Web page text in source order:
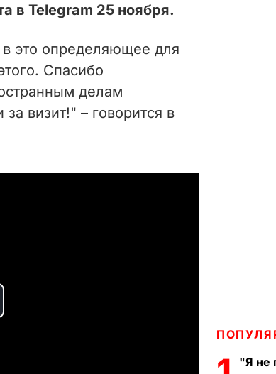
в Telegram 25 ноября.
это определяющее для
Спасибо
делам
визит!" – говорится в
"Я не